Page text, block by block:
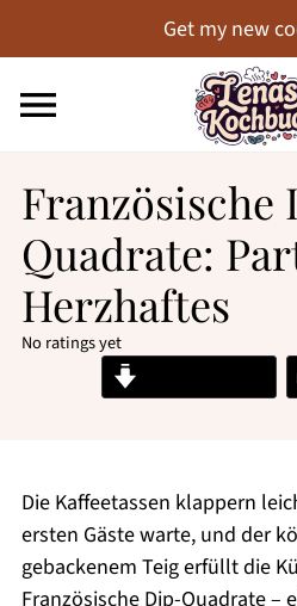
Get my new
Französische
Quadrate:
Herzhaftes
No ratings yet
Die Kaffeetassen klappern
ersten Gäste warte, und der
gebackenem Teig erfüllt die
Französische Dip-Quadrate –